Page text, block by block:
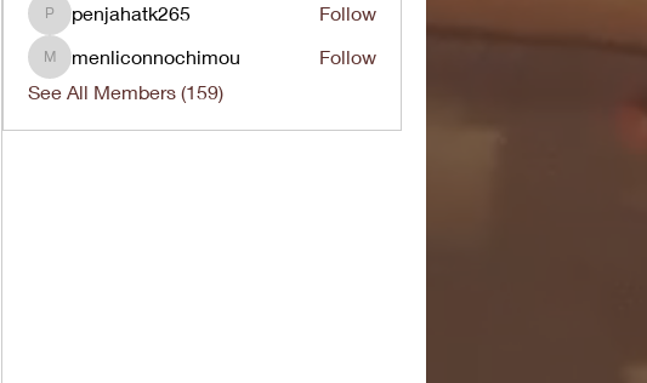
penjahatk265
penjahatk265 Follow
menliconnochimou
menliconnochimou
Follow
See All Members (159)